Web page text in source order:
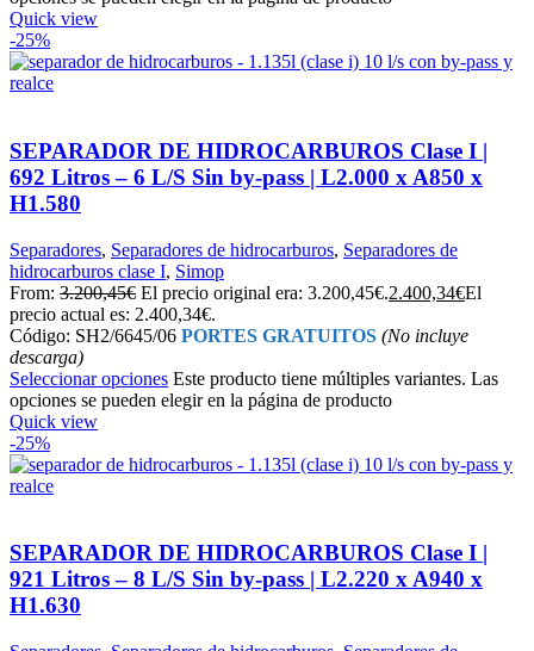
Quick view
-25%
SEPARADOR DE HIDROCARBUROS Clase I |
692 Litros – 6 L/S Sin by-pass | L2.000 x A850 x
H1.580
Separadores, Separadores de hidrocarburos, Separadores de
hidrocarburos clase I, Simop
From: 3.200,45€ El precio original era: 3.200,45€.2.400,34€El
precio actual es: 2.400,34€.
Código: SH2/6645/06 PORTES GRATUITOS (No incluye
descarga)
Seleccionar opciones Este producto tiene múltiples variantes. Las
opciones se pueden elegir en la página de producto
Quick view
-25%
SEPARADOR DE HIDROCARBUROS Clase I |
921 Litros – 8 L/S Sin by-pass | L2.220 x A940 x
H1.630